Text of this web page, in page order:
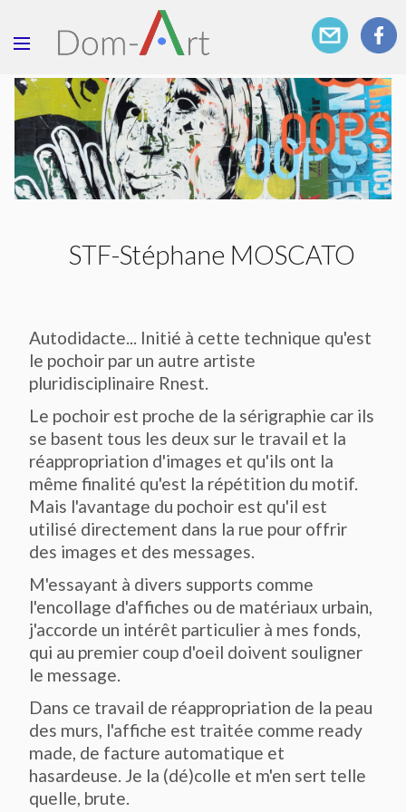
STF-Stéphane MOSCATO
Autodidacte... Initié à cette technique qu'est
le pochoir par un autre artiste
pluridisciplinaire Rnest.
Le pochoir est proche de la sérigraphie car ils
se basent tous les deux sur le travail et la
réappropriation d'images et qu'ils ont la
même finalité qu'est la répétition du motif.
Mais l'avantage du pochoir est qu'il est
utilisé directement dans la rue pour offrir
des images et des messages.
M'essayant à divers supports comme
l'encollage d'affiches ou de matériaux urbain,
j'accorde un intérêt particulier à mes fonds,
qui au premier coup d'oeil doivent souligner
le message.
Dans ce travail de réappropriation de la peau
des murs, l'affiche est traitée comme ready
made, de facture automatique et
hasardeuse. Je la (dé)colle et m'en sert telle
quelle, brute.